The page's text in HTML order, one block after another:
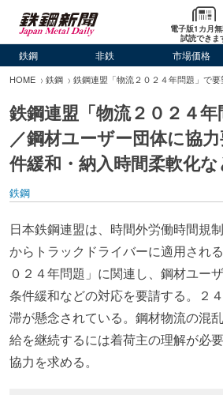
電子版1カ月
試読できま
鉄鋼 非鉄 市場価格
HOME 鉄鋼 鉄鋼連盟「物流２０２４年問題」で
鉄鋼連盟「物流２０２４
／鋼材ユーザー団体に協
件緩和・納入時間柔軟化
鉄鋼
日本鉄鋼連盟は、時間外労働時間規
からトラックドライバーに適用され
０２４年問題」に関連し、鋼材ユー
条件緩和などの対応を要請する。２
滞が懸念されている。鋼材物流の混
給を継続するには着荷主の理解が必
協力を求める。